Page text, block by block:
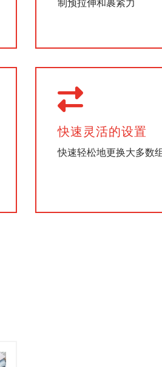
快速灵活的设置
快速轻松地更换大多数